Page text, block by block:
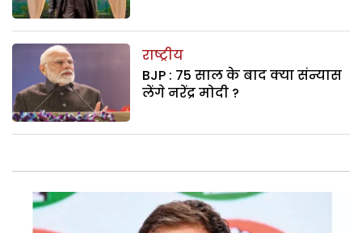
राष्ट्रीय
BJP : 75 साल के बाद क्या संन्यास
लेंगे नरेंद्र मोदी ?